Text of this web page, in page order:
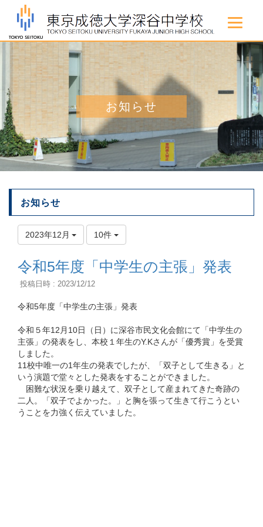
お知らせ
お知らせ
2023年12月 10件
令和5年度「中学生の主張」発表
投稿日時 : 2023/12/12
令和5年度「中学生の主張」発表
令和５年12月10日（日）に深谷市民文化会館にて「中学生の
主張」の発表をし、本校１年生のY.Kさんが「優秀賞」を受賞
しました。
11校中唯一の1年生の発表でしたが、「双子として生きる」と
いう演題で堂々とした発表をすることができました。
困難な状況を乗り越えて、双子として産まれてきた奇跡の
二人。「双子でよかった。」と胸を張って生きて行こうとい
うことを力強く伝えていました。